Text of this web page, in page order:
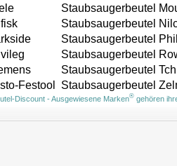
Staubsaugerbeutel
Staubsaugerbeutel
Staubsaugerbeutel
Staubsaugerbeutel
Staubsaugerbeutel
Festool
Staubsaugerbeutel
Discount - Ausgewiesene Marken®gehören